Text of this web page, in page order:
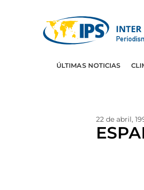
ÚLTIMAS NOTICIAS
22 de abril,